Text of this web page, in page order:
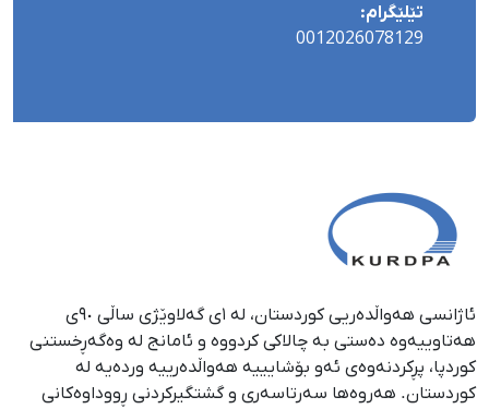
تێلێگرام:
0012026078129
ئاژانسی هەواڵدەریی کوردستان، لە ١ی گەلاوێژی ساڵی ٩٠ی
هەتاوییەوە دەستی بە چالاکی کردووە و ئامانج لە وەگەڕخستنی
كوردپا، پڕكردنەوەی ئەو بۆشایییە هەواڵدەرییە وردەیە لە
كوردستان. هەروەها سەرتاسەری و گشتگیركردنی ڕووداوەكانی